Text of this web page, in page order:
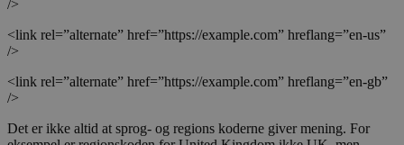
/>
<link rel=”alternate” href=”https://example.com” hreflang=”en-us”
/>
<link rel=”alternate” href=”https://example.com” hreflang=”en-gb”
/>
Det er ikke altid at sprog- og regions koderne giver mening. For